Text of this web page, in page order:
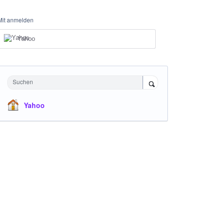
anmelden
Yahoo
Suchen
Yahoo